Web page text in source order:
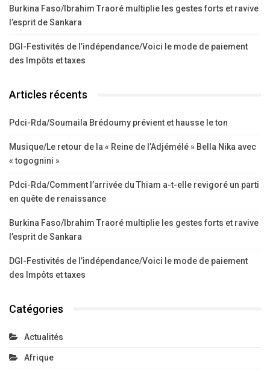
Burkina Faso/Ibrahim Traoré multiplie les gestes forts et ravive
l’esprit de Sankara
DGI-Festivités de l’indépendance/Voici le mode de paiement
des Impôts et taxes
Articles récents
Pdci-Rda/Soumaila Brédoumy prévient et hausse le ton
Musique/Le retour de la « Reine de l’Adjémélé » Bella Nika avec
« togognini »
Pdci-Rda/Comment l’arrivée du Thiam a-t-elle revigoré un parti
en quête de renaissance
Burkina Faso/Ibrahim Traoré multiplie les gestes forts et ravive
l’esprit de Sankara
DGI-Festivités de l’indépendance/Voici le mode de paiement
des Impôts et taxes
Catégories
Actualités
Afrique